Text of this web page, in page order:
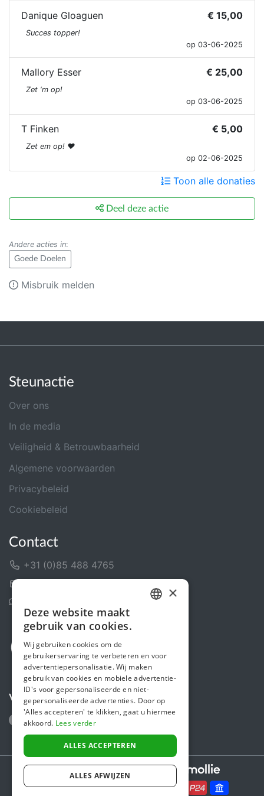
Danique Gloaguen € 15,00
Succes topper!
op 03-06-2025
Mallory Esser € 25,00
Zet ‘m op!
op 03-06-2025
T Finken € 5,00
Zet em op! ♥︎
op 02-06-2025
Toon alle donaties
Deel deze actie
Andere acties in:
Goede Doelen
Misbruik melden
Steunactie
Over ons
In de media
Veiligheid & Betrouwbaarheid
Algemene voorwaarden
Privacybeleid
Cookiebeleid
Contact
+31 (0)85 488 4765
Volg ons
Secure payments powered by
ENGLISH
×
Deze website maakt
gebruik van cookies.
Wij gebruiken cookies om de
gebruikerservaring te verbeteren en voor
advertentiepersonalisatie. Wij maken
gebruik van cookies en mobiele advertentie-
ID's voor gepersonaliseerde en niet-
gepersonaliseerde advertenties. Door op
'Alles accepteren' te klikken, gaat u hiermee
akkoord. Lees verder
ALLES ACCEPTEREN
ALLES AFWIJZEN